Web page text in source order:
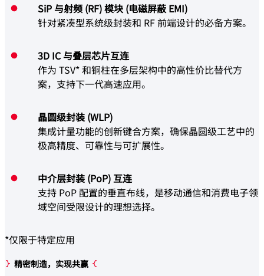
SiP 与射频 (RF) 模块 (电磁屏蔽 EMI)
针对紧凑型系统级封装和 RF 前端设计的必备方案。
3D IC 与叠层芯片互连
作为 TSV* 和铜柱在多层架构中的高性价比替代方
案，支持下一代高速应用。
晶圆级封装 (WLP)
集成计量功能的创新键合方案，确保晶圆级工艺中的
极高精度、可靠性与可扩展性。
中介层封装 (PoP) 互连
支持 PoP 配置的垂直布线，是移动通信和消费电子领
域空间受限设计的理想选择。
*仅限于特定应用
精密制造，实现共赢